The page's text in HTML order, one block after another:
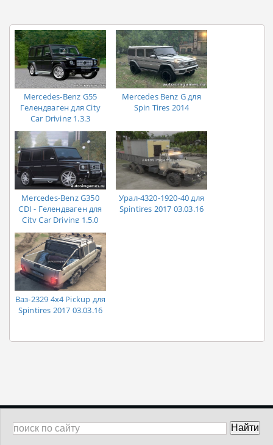
Mercedes-Benz G55
Гелендваген для City
Car Driving 1.3.3
Mercedes Benz G для
Spin Tires 2014
Mercedes-Benz G350
CDI - Гелендваген для
City Car Driving 1.5.0
Урал-4320-1920-40 для
Spintires 2017 03.03.16
Ваз-2329 4x4 Pickup для
Spintires 2017 03.03.16